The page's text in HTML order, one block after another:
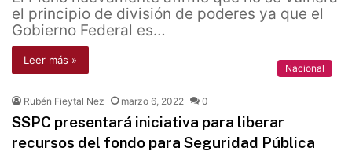
el principio de división de poderes ya que el
Gobierno Federal es…
Leer más »
Nacional
Rubén Fieytal Nez marzo 6, 2022 0
SSPC presentará iniciativa para liberar
recursos del fondo para Seguridad Pública